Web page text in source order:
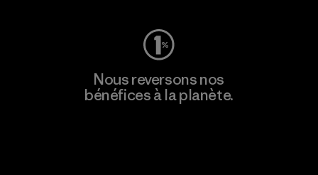
Nous reversons nos
bénéfices à la planète.